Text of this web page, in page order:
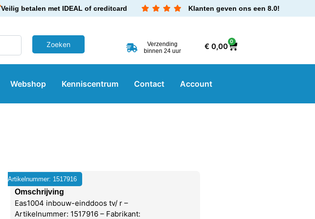
Veilig betalen met IDEAL of creditcard Klanten geven ons een 8.0!
Verzending
binnen 24 uur
€0,00
0
Webshop Kenniscentrum Contact Account
Artikelnummer: 1517916
Omschrijving
Eas1004 inbouw-einddoos tv/ r –
Artikelnummer: 1517916 – Fabrikant: